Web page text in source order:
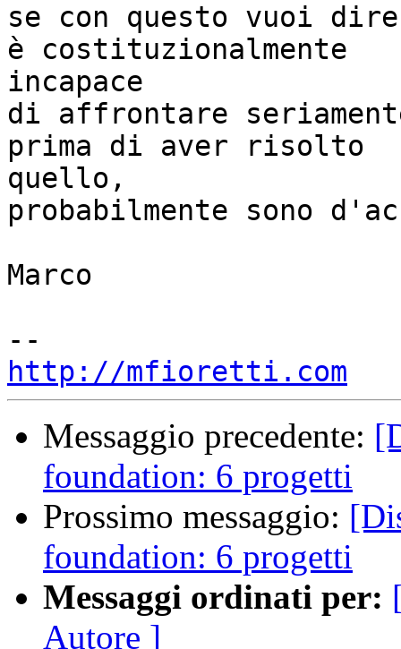
se con questo vuoi
è costituzionalmente
incapace
di affrontare
prima di aver risolto
quello,
probabilmente sono
Marco
http://mfioretti.com
Messaggio precedente:
foundation: 6 progetti
Prossimo messaggio:
foundation: 6 progetti
Messaggi ordinati per:
Autore ]